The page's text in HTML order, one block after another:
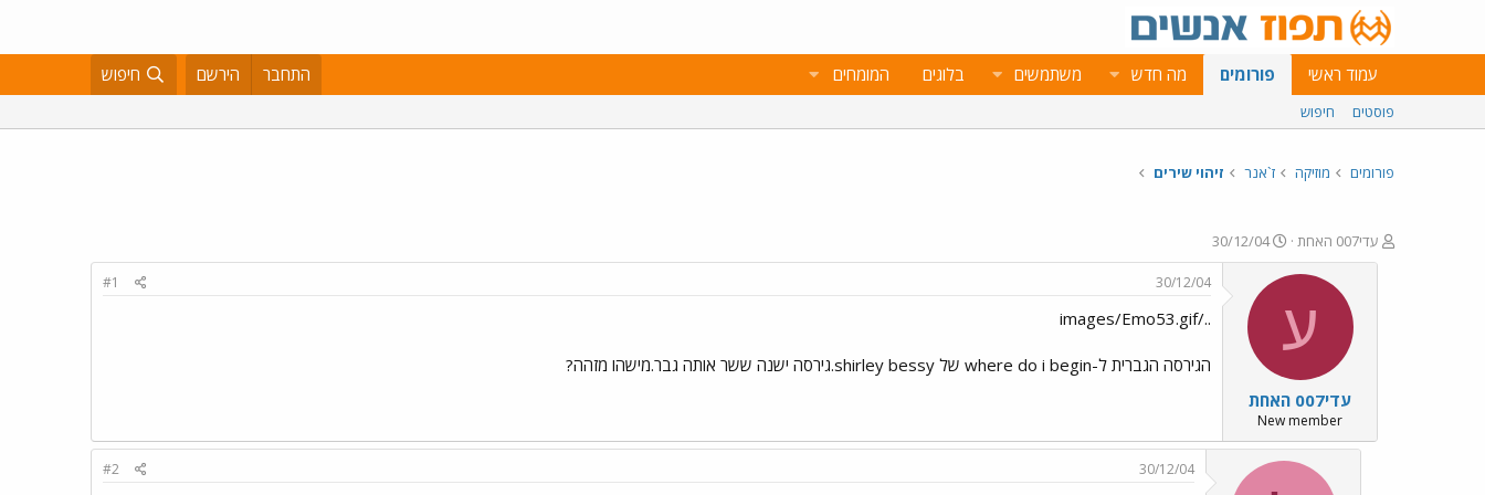
עמוד ראשי פורומים מה חדש משתמשים בלוגים המומחים התחבר הירשם חיפוש
פוסטים חיפוש
פורומים מוזיקה ז`אנר זיהוי שירים
פ
ו
עדי007 האחת
פ
ו
ר
ת
ר
י
ך
30/12/04
ע
עדי007 האחת
New member
30/12/04
#1
../images/Emo53.gif
הגירסה הגברית ל-where do i begin של shirley bessy.גירסה ישנה ששר אותה גבר.מישהו מזהה?
30/12/04
#2